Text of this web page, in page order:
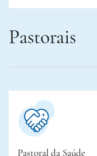
Pastorais
Pastoral da Saúde